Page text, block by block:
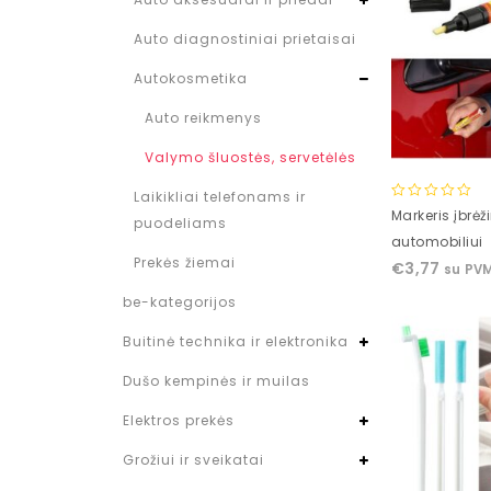
0
of
5
Markeris
automobiliui
€3,77 su
Auto diagnostiniai prietaisai
Autokosmetika
Auto reikmenys
Valymo šluostės, servetėlės
Laikikliai telefonams ir
puodeliams
Prekės žiemai
be-kategorijos
Buitinė technika ir elektronika
Dušo kempinės ir muilas
Elektros prekės
Grožiui ir sveikatai